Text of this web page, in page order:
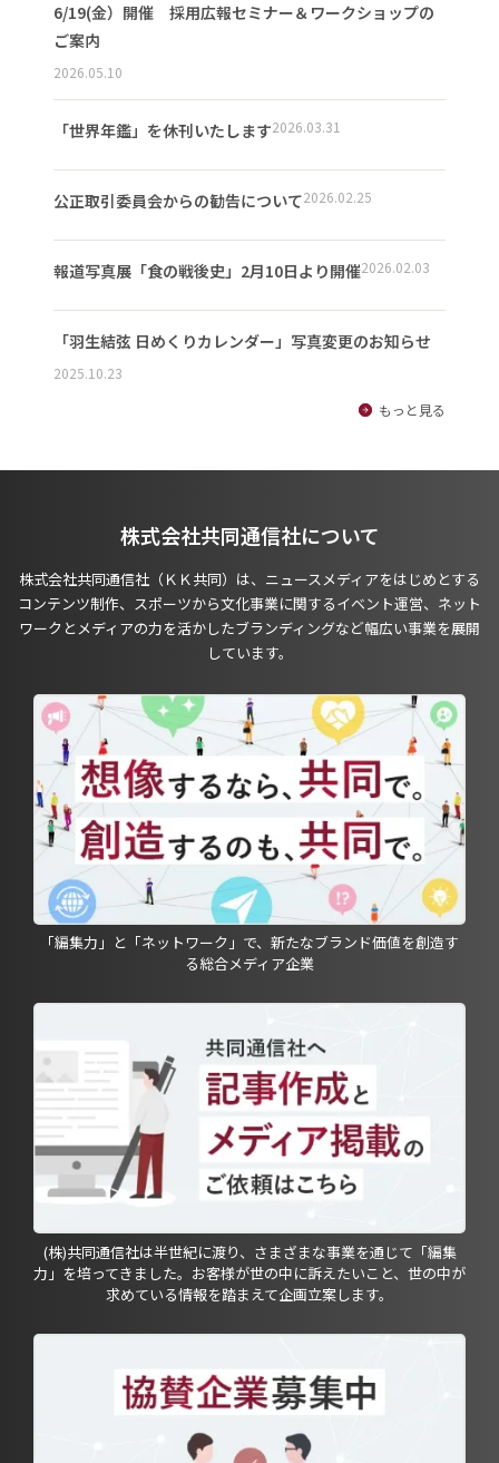
6/19(金）開催 採用広報セミナー＆ワークショップの
ご案内
2026.05.10
「世界年鑑」を休刊いたします2026.03.31
公正取引委員会からの勧告について2026.02.25
報道写真展「食の戦後史」2月10日より開催2026.02.03
「羽生結弦 日めくりカレンダー」写真変更のお知らせ
2025.10.23
もっと見る
株式会社共同通信社について
株式会社共同通信社（ＫＫ共同）は、ニュースメディアをはじめとする
コンテンツ制作、スポーツから文化事業に関するイベント運営、ネット
ワークとメディアの力を活かしたブランディングなど幅広い事業を展開
しています。
「編集力」と「ネットワーク」で、新たなブランド価値を創造す
る総合メディア企業
(株)共同通信社は半世紀に渡り、さまざまな事業を通じて「編集
力」を培ってきました。お客様が世の中に訴えたいこと、世の中が
求めている情報を踏まえて企画立案します。